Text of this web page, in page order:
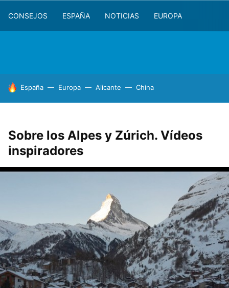
CONSEJOS ESPAÑA NOTICIAS EUROPA
HOY SE HABLA DE
España Europa Alicante China
Sobre los Alpes y Zúrich. Vídeos
inspiradores